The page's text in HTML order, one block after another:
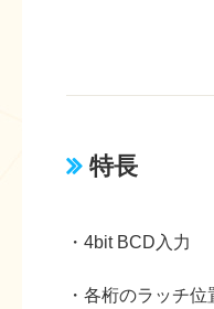
特長
・4bit BCD入力
・各桁のラッチ